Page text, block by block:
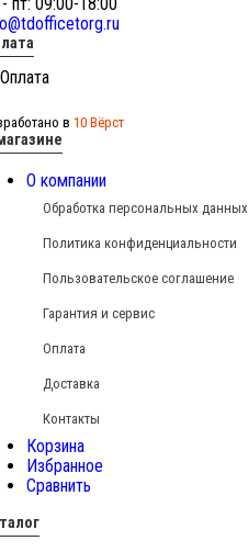
в 10 Вёрст
О компании
Обработка персональных данных
Политика конфиденциальности
Пользовательское соглашение
Гарантия и сервис
Оплата
Доставка
Контакты
Корзина
Избранное
Сравнить